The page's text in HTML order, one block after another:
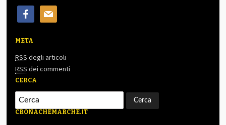
facebookmail
META
RSS degli articoli
RSS dei commenti
CERCA
CRONACHEMARCHE.IT